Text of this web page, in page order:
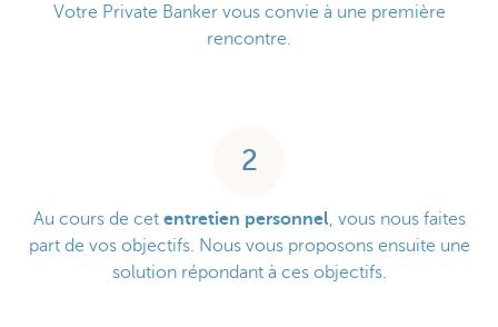
Votre Private Banker vous convie à une première
rencontre.
2
Au cours de cet entretien personnel, vous nous faites
part de vos objectifs. Nous vous proposons ensuite une
solution répondant à ces objectifs.